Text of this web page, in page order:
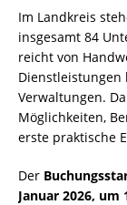
Im Landkreis
insgesamt 84
reicht von
Verwaltungen.
Möglichkeiten,
erste praktische
Der
Januar 2026, um